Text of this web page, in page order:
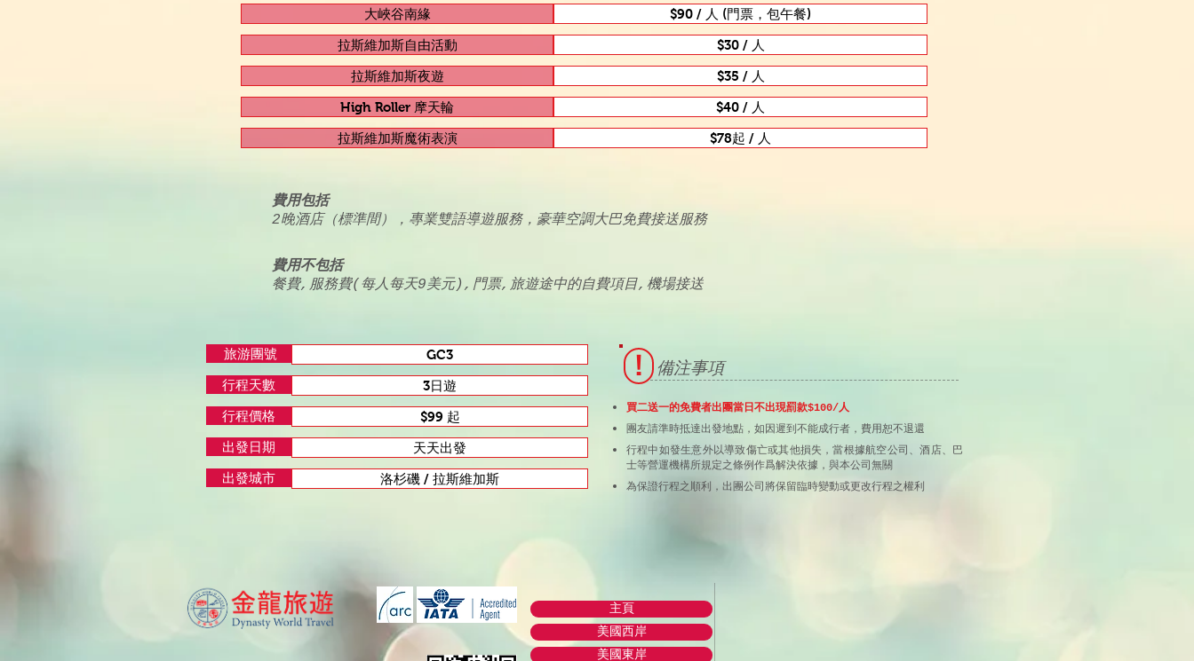
大峽谷南緣 $90 / 人 (門票，包午餐)
拉斯維加斯自由活動 $30 / 人
拉斯維加斯夜遊 $35 / 人
High Roller 摩天輪 $40 / 人
拉斯維加斯魔術表演 $78起 / 人
費用包括
2晚酒店（標準間），專業雙語導遊服務，豪華空調大巴免費接送服務
費用不包括
餐費,服務費(每人每天9美元),門票,旅遊途中的自費項目,機場接送
旅游團號
GC3
行程天數
3日遊
行程價格
$99 起
出發日期
天天出發
出發城市
洛杉磯 / 拉斯維加斯
備注事項
!
買二送一的免費者出團當日不出現罰款$100/人
團友請準時抵達出發地點，如因遲到不能成行者，費用恕不退還
行程中如發生意外以導致傷亡或其他損失，當根據航空公司、酒店、巴
士等營運機構所規定之條例作爲解決依據，與本公司無關
為保證行程之順利， 出團公司將保留臨時變動或更改行程之權利
主頁
美國西岸
美國東岸